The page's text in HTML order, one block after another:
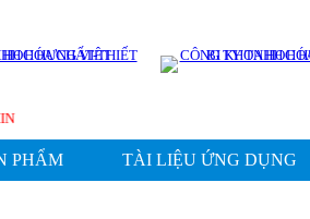
PHẨM TÀI LIỆU ỨNG DỤNG